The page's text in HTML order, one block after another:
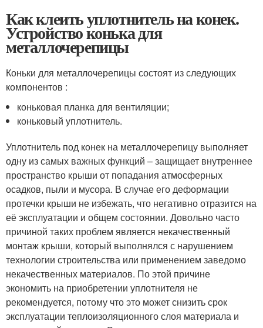
Как клеить уплотнитель на конек.
Устройство конька для
металлочерепицы
Коньки для металлочерепицы состоят из следующих
компонентов :
коньковая планка для вентиляции;
коньковый уплотнитель.
Уплотнитель под конек на металлочерепицу выполняет
одну из самых важных функций – защищает внутреннее
пространство крыши от попадания атмосферных
осадков, пыли и мусора. В случае его деформации
протечки крыши не избежать, что негативно отразится на
её эксплуатации и общем состоянии. Довольно часто
причиной таких проблем является некачественный
монтаж крыши, который выполнялся с нарушением
технологии строительства или применением заведомо
некачественных материалов. По этой причине
экономить на приобретении уплотнителя не
рекомендуется, потому что это может снизить срок
эксплуатации теплоизоляционного слоя материала и